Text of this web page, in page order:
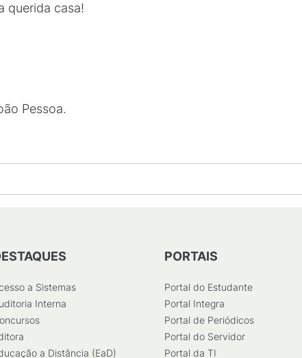
querida casa!
Pessoa.
a Sistemas
Interna
a Distância (EaD)
PORTAIS
Portal do Estudante
Portal Integra
Portal de Periódicos
Portal do Servidor
Portal da TI